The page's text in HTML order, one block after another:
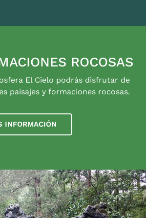
ROCOSAS
El Cielo podrás disfrutar de
paisajes y formaciones rocosas.
INFORMACIÓN